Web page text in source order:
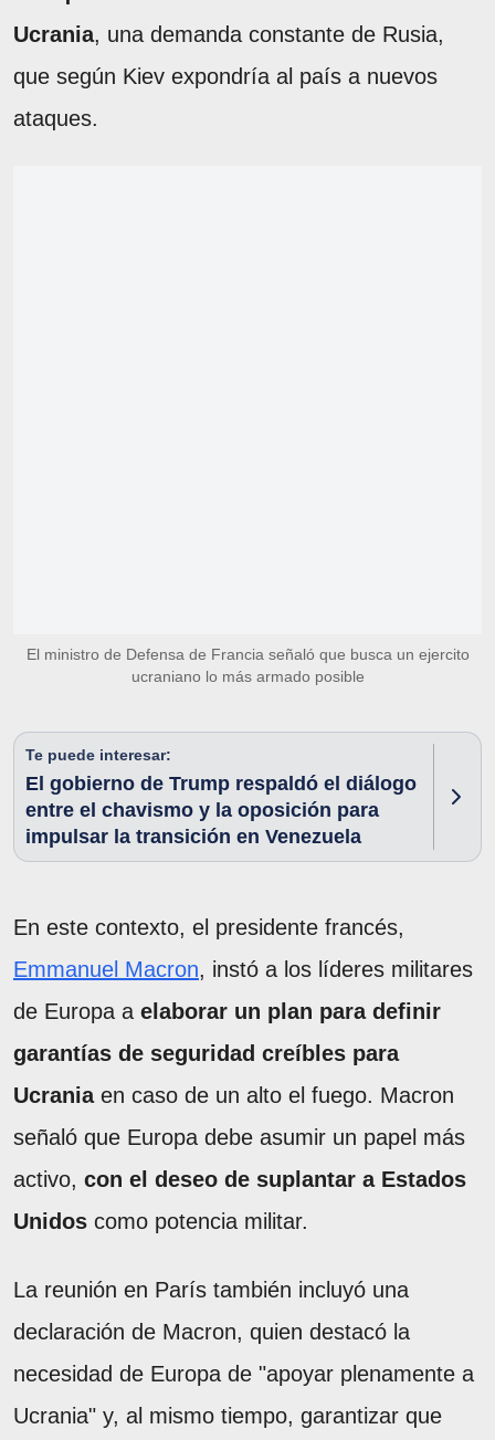
Ucrania, una demanda constante de Rusia,
que según Kiev expondría al país a nuevos
ataques.
El ministro de Defensa de Francia señaló que busca un ejercito
ucraniano lo más armado posible
Te puede interesar:
El gobierno de Trump respaldó el diálogo
entre el chavismo y la oposición para
impulsar la transición en Venezuela
En este contexto, el presidente francés,
Emmanuel Macron, instó a los líderes militares
de Europa a elaborar un plan para definir
garantías de seguridad creíbles para
Ucraniaen caso de un alto el fuego. Macron
señaló que Europa debe asumir un papel más
activo, con el deseo de suplantar a Estados
Unidos como potencia militar.
La reunión en París también incluyó una
declaración de Macron, quien destacó la
necesidad de Europa de "apoyar plenamente a
Ucrania" y, al mismo tiempo, garantizar que